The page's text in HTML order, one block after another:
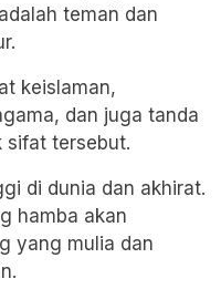
teman dan
keislaman,
dan juga tanda
sifat tersebut.
di dunia dan akhirat.
hamba akan
yang mulia dan